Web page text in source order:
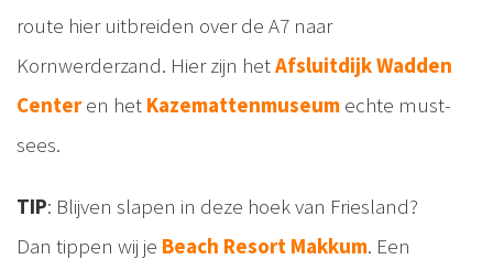
route hier uitbreiden over de A7 naar
Kornwerderzand. Hier zijn hetAfsluitdijk Wadden
Centeren het Kazemattenmuseum echte must-
sees.
TIP: Blijven slapen in deze hoek van Friesland?
Dan tippen wij je Beach Resort Makkum. Een